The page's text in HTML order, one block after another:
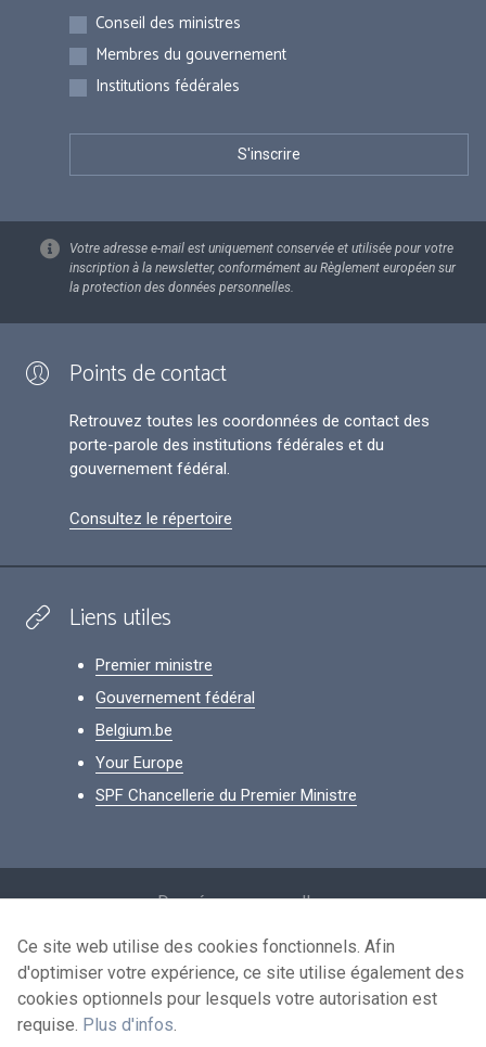
Inscriptions
Conseil des ministres
Membres du gouvernement
Institutions fédérales
Votre adresse e-mail est uniquement conservée et utilisée pour votre
inscription à la newsletter, conformément au Règlement européen sur
la protection des données personnelles.
Points de contact
Retrouvez toutes les coordonnées de contact des
porte-parole des institutions fédérales et du
gouvernement fédéral.
Consultez le répertoire
Liens utiles
Premier ministre
Gouvernement fédéral
Belgium.be
Your Europe
SPF Chancellerie du Premier Ministre
Données personnelles
Conditions de réutilisation
Contactez-nous
Ce site web utilise des cookies fonctionnels. Afin
d'optimiser votre expérience, ce site utilise également des
cookies optionnels pour lesquels votre autorisation est
requise. Plus d'infos.